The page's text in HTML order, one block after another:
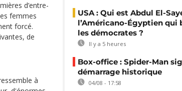
d’entre-
femmes
forcé.
de
à
USA : Qui est Abdul El-
l’Américano-Égyptien qui
les démocrates ?
Il y a 5 heures
Box-office : Spider-Man
démarrage historique
04/08 - 17:58